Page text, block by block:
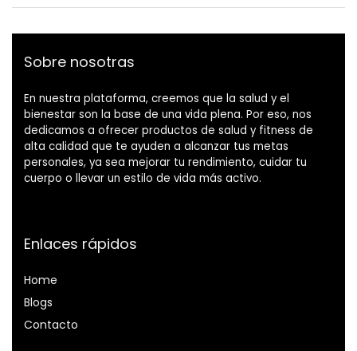
Sobre nosotras
En nuestra plataforma, creemos que la salud y el
bienestar son la base de una vida plena. Por eso, nos
dedicamos a ofrecer productos de salud y fitness de
alta calidad que te ayuden a alcanzar tus metas
personales, ya sea mejorar tu rendimiento, cuidar tu
cuerpo o llevar un estilo de vida más activo.
Enlaces rápidos
Home
Blogs
Contacto